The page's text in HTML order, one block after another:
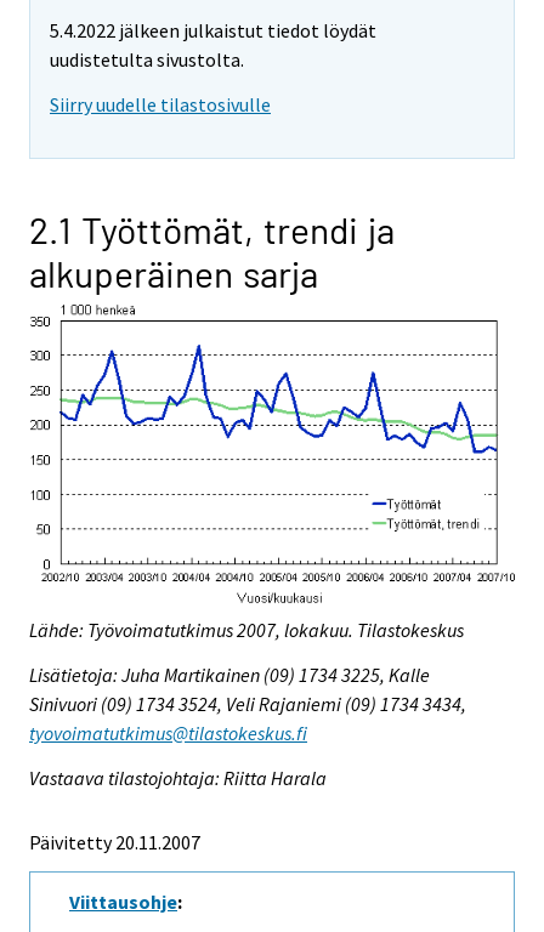
5.4.2022 jälkeen julkaistut tiedot löydät
uudistetulta sivustolta.
Siirry uudelle tilastosivulle
2.1 Työttömät, trendi ja
alkuperäinen sarja
Lähde: Työvoimatutkimus 2007, lokakuu. Tilastokeskus
Lisätietoja: Juha Martikainen (09) 1734 3225, Kalle
Sinivuori (09) 1734 3524, Veli Rajaniemi (09) 1734 3434,
tyovoimatutkimus@tilastokeskus.fi
Vastaava tilastojohtaja: Riitta Harala
Päivitetty 20.11.2007
Viittausohje: